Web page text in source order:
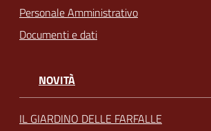
Personale Amministrativo
Documenti e dati
NOVITÀ
IL GIARDINO DELLE FARFALLE